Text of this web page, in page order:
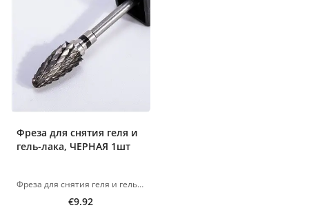
Фреза для снятия геля и
гель-лака, ЧЕРНАЯ 1шт
Фреза для снятия геля и гель-лака, черная Только для профессионального использования! Изображения продуктов носят иллюстративный характер. Если у вас есть какие-либо вопросы, мы всегда ждем вашего письма nanatallinn@gmail.com
€9.92